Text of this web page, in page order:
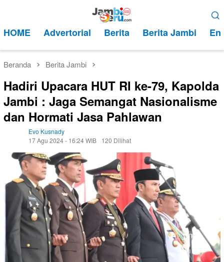
kontenMobile
HOME Advertorial Berita Berita Jambi
Beranda Berita Jambi
Hadiri Upacara HUT RI ke-79, Kapolda
Jambi : Jaga Semangat Nasionalisme
dan Hormati Jasa Pahlawan
Evo Kusnady
17 Agu 2024 - 16:24 WIB
120 Dilihat